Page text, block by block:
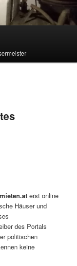
erst online
Häuser und
des Portals
politischen
keine